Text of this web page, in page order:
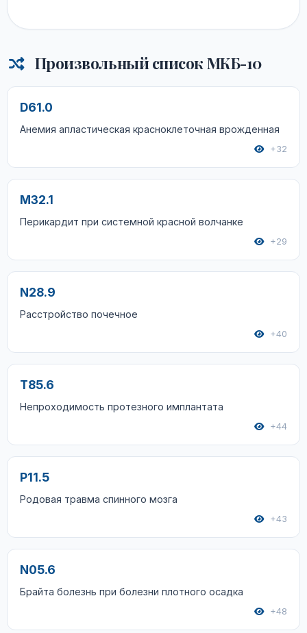
Произвольный список МКБ-10
D61.0
Анемия апластическая красноклеточная врожденная
+32
M32.1
Перикардит при системной красной волчанке
+29
N28.9
Расстройство почечное
+40
T85.6
Непроходимость протезного имплантата
+44
P11.5
Родовая травма спинного мозга
+43
N05.6
Брайта болезнь при болезни плотного осадка
+48